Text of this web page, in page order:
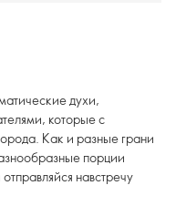
духи,
которые с
Как и разные грани
порции
навстречу